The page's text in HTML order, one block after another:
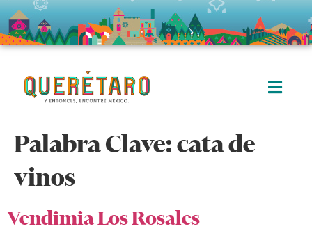
Palabra Clave:cata de
vinos
Vendimia Los Rosales